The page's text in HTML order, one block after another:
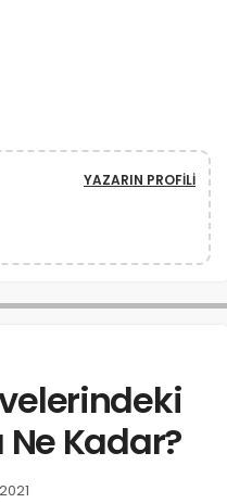
YAZARIN PROFILI
Ne Kadar?